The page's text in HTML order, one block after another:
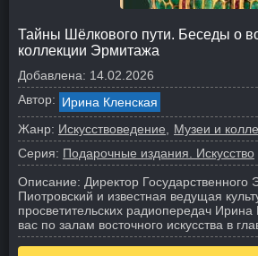
Тайны Шёлкового пути. Беседы о
коллекции Эрмитажа
Добавлена: 14.02.2026
Автор: Ирина Кленская
Жанр: Искусствоведение
Музеи и
Серия: Подарочные издания. Искусство
Описание: Директор
Пиотровский и известная ведущая
просветительских радиопередач Ирина
вас по залам восточного искусства в